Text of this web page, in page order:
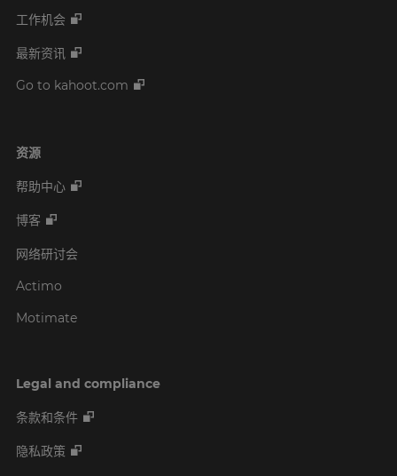
工作机会
最新资讯
Go to kahoot.com
资源
帮助中心
博客
网络研讨会
Actimo
Motimate
Legal and compliance
条款和条件
隐私政策